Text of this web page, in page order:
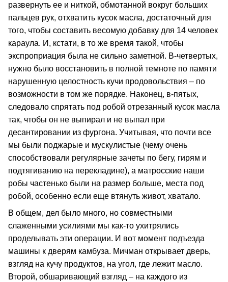
развернуть ее и ниткой, обмотанной вокруг больших
пальцев рук, отхватить кусок масла, достаточный для
того, чтобы составить весомую добавку для 14 человек
караула. И, кстати, в то же время такой, чтобы
экспроприация была не сильно заметной. В-четвертых,
нужно было восстановить в полной темноте по памяти
нарушенную целостность кучи продовольствия – по
возможности в том же порядке. Наконец, в-пятых,
следовало спрятать под робой отрезанный кусок масла
так, чтобы он не выпирал и не выпал при
десантировании из фургона. Учитывая, что почти все
мы были поджарые и мускулистые (чему очень
способствовали регулярные зачеты по бегу, гирям и
подтягиванию на перекладине), а матросские наши
робы частенько были на размер больше, места под
робой, особенно если еще втянуть живот, хватало.
В общем, дел было много, но совместными
слаженными усилиями мы как-то ухитрялись
проделывать эти операции. И вот момент подъезда
машины к дверям камбуза. Мичман открывает дверь,
взгляд на кучу продуктов, на угол, где лежит масло.
Второй, обшаривающий взгляд – на каждого из